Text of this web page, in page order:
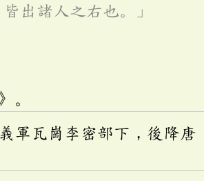
出諸人之右也。」
。
軍瓦崗李密部下，後降唐